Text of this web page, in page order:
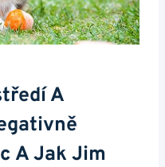
A‌
A Jak Jim⁢